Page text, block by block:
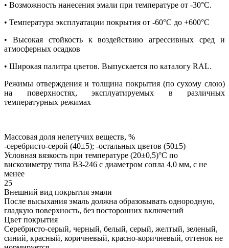
• Возможность нанесения эмали при температуре от -30°С.
• Температура эксплуатации покрытия от -60°С до +600°С
• Высокая стойкость к воздействию агрессивных сред и
атмосферных осадков
• Широкая палитра цветов. Выпускается по каталогу RAL.
Режимы отверждения и толщина покрытия (по сухому слою)
на поверхностях, эксплуатируемых в различных
температурных режимах
Массовая доля нелетучих веществ, %
-серебристо-серой (40±5); -остальных цветов (50±5)
Условная вязкость при температуре (20±0,5)°С по
вискозиметру типа ВЗ-246 с диаметром сопла 4,0 мм, с не
менее
25
Внешний вид покрытия эмали
После высыхания эмаль должна образовывать однородную,
гладкую поверхность, без посторонних включений
Цвет покрытия
Серебристо-серый, черный, белый, серый, желтый, зеленый,
синий, красный, коричневый, красно-коричневый, оттенок не